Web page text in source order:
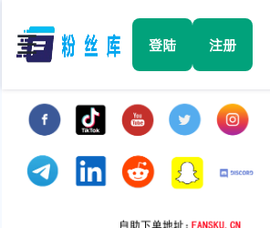
☰ 登陆 注册